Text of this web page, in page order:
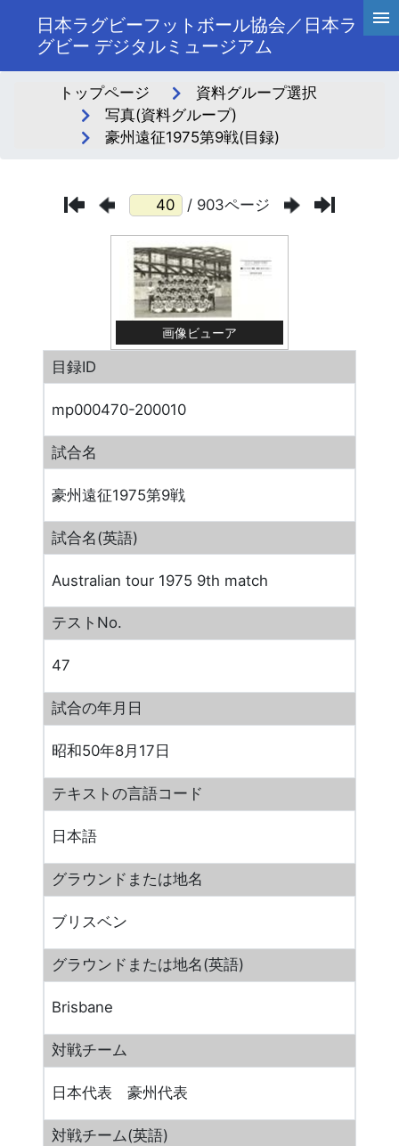
日本ラグビーフットボール協会／日本ラ
グビー デジタルミュージアム
トップページ
資料グループ選択
写真(資料グループ)
豪州遠征1975第9戦(目録)
/ 903ページ
画像ビューア
目録ID
mp000470-200010
試合名
豪州遠征1975第9戦
試合名(英語)
Australian tour 1975 9th match
テストNo.
47
試合の年月日
昭和50年8月17日
テキストの言語コード
日本語
グラウンドまたは地名
ブリスベン
グラウンドまたは地名(英語)
Brisbane
対戦チーム
日本代表 豪州代表
対戦チーム(英語)